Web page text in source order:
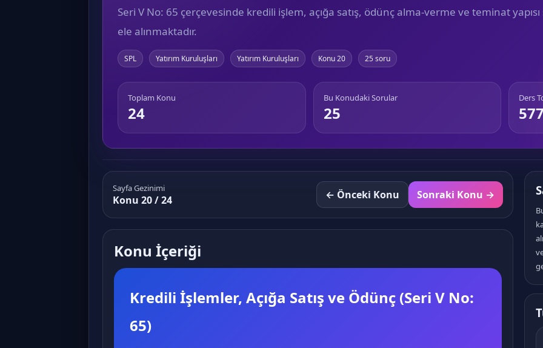
Seri V No: 65 çerçevesinde kredili işlem, açığa satış, ödünç alma-verme ve teminat yapısı
ele alınmaktadır.
SPL Yatırım Kuruluşları Yatırım Kuruluşları Konu 20 25 soru
Toplam Konu
24
Bu Konudaki Sorular
25
Ders
577
Sayfa Gezinimi
Konu 20 / 24 ← Önceki Konu Sonraki Konu →
Konu İçeriği
Kredili İşlemler, Açığa Satış ve Ödünç (Seri V No:
65)